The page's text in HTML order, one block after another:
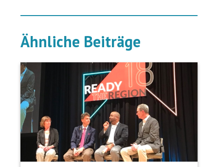
Ähnliche Beiträge